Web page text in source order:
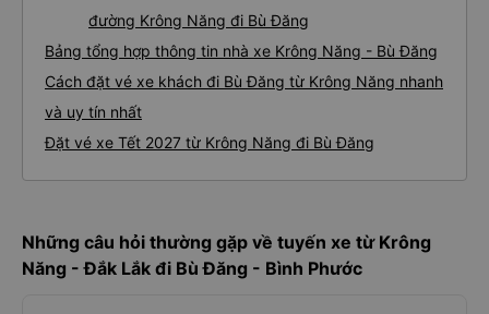
đường Krông Năng đi Bù Đăng
Bảng tổng hợp thông tin nhà xe Krông Năng - Bù Đăng
Cách đặt vé xe khách đi Bù Đăng từ Krông Năng nhanh
và uy tín nhất
Đặt vé xe Tết 2027 từ Krông Năng đi Bù Đăng
Những câu hỏi thường gặp về tuyến xe từ Krông
Năng - Đắk Lắk đi Bù Đăng - Bình Phước